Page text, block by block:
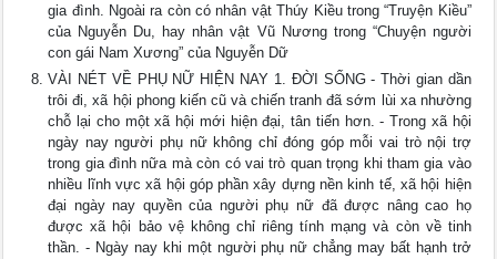
gia đình. Ngoài ra còn có nhân vật Thúy Kiều trong “Truyện Kiều”
của Nguyễn Du, hay nhân vật Vũ Nương trong “Chuyện người
con gái Nam Xương” của Nguyễn Dữ
VÀI NÉT VỀ PHỤ NỮ HIỆN NAY 1. ĐỜI SỐNG - Thời gian dần
trôi đi, xã hội phong kiến cũ và chiến tranh đã sớm lùi xa nhường
chỗ lại cho một xã hội mới hiện đại, tân tiến hơn. - Trong xã hội
ngày nay người phụ nữ không chỉ đóng góp mỗi vai trò nội trợ
trong gia đình nữa mà còn có vai trò quan trọng khi tham gia vào
nhiều lĩnh vực xã hội góp phần xây dựng nền kinh tế, xã hội hiện
đại ngày nay quyền của người phụ nữ đã được nâng cao họ
được xã hội bảo vệ không chỉ riêng tính mạng và còn về tinh
thần. - Ngày nay khi một người phụ nữ chẳng may bất hạnh trở